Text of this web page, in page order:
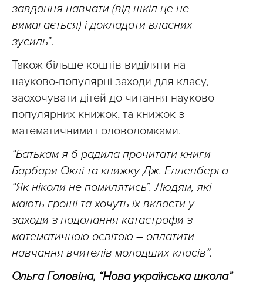
завдання навчати (від шкіл це не
вимагається) і докладати власних
зусиль”.
Також більше коштів виділяти на
науково-популярні заходи для класу,
заохочувати дітей до читання науково-
популярних книжок, та книжок з
математичними головоломками.
“Батькам я б радила прочитати книги
Барбари Оклі та книжку Дж. Елленберга
“Як ніколи не помилятись”. Людям, які
мають гроші та хочуть їх вкласти у
заходи з подолання катастрофи з
математичною освітою – оплатити
навчання вчителів молодших класів”.
Ольга Головіна, “Нова українська школа”